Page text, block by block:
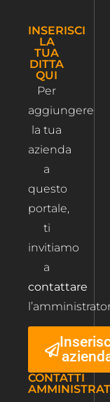
INSERISCI
LA
TUA
DITTA
QUI
Per
aggiungere
la tua
azienda
a
questo
portale,
ti
invitiamo
a
contattare
CONTATTI